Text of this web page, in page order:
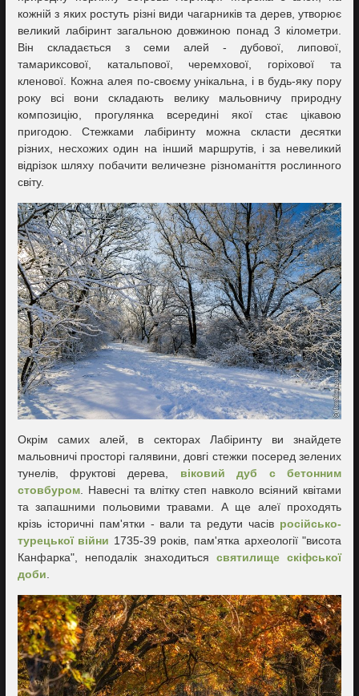
кожній з яких ростуть різні види чагарників та дерев, утворює
великий лабіринт загальною довжиною понад 3 кілометри.
Він складається з семи алей - дубової, липової,
тамариксової, катальпової, черемхової, горіхової та
кленової. Кожна алея по-своєму унікальна, і в будь-яку пору
року всі вони складають велику мальовничу природну
композицію, прогулянка всередині якої стає цікавою
пригодою. Стежками лабіринту можна скласти десятки
різних, несхожих один на інший маршрутів, і за невеликий
відрізок шляху побачити величезне різноманіття рослинного
світу.
Окрім самих алей, в секторах Лабіринту ви знайдете
мальовничі просторі галявини, довгі стежки посеред зелених
тунелів, фруктові дерева, віковий дуб с бетонним
стовбуром. Навесні та влітку степ навколо всіяний квітами
та запашними польовими травами. А ще алеї проходять
крізь історичні пам'ятки - вали та редути часів російсько-
турецької війни 1735-39 років, пам'ятка археології "висота
Канфарка", неподалік знаходитьсясвятилище скіфської
доби